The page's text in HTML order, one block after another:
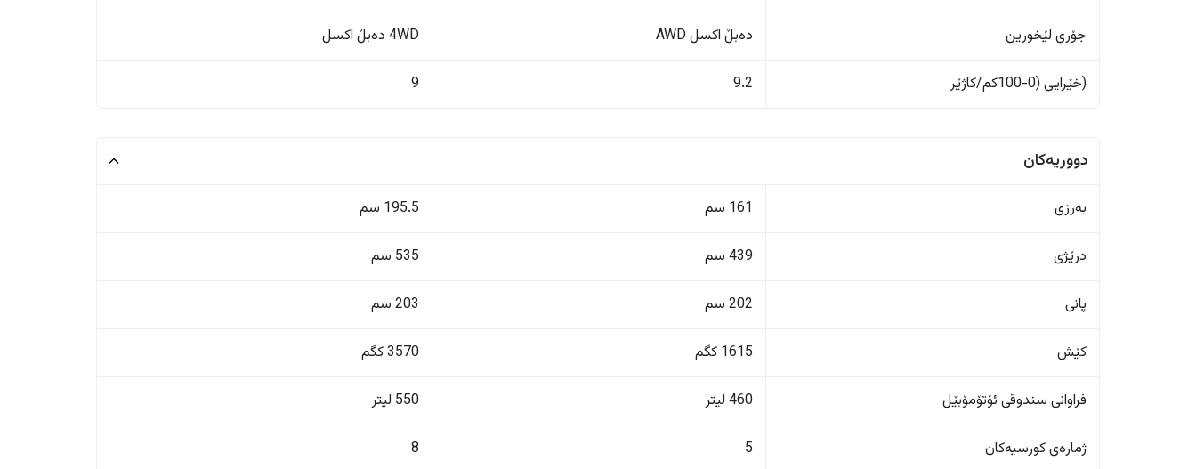
جۆری لێخورین دەبڵ اکسل AWD 4WD دەبڵ اکسل
(خێرایی (0-100کم/کاژێر 9.2
9
دووریەکان
بەرزی 161 سم 195.5 سم
درێژی 439 سم 535 سم
پانی 202 سم 203 سم
کێش 1615 کگم 3570 کگم
فراوانی سندوقی ئۆتۆمۆبێل 460 لیتر 550 لیتر
ژمارەی کورسیەکان 5
8